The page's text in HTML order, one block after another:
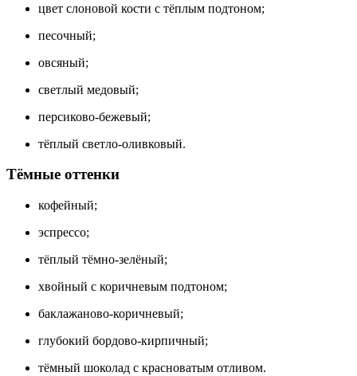
цвет слоновой кости с тёплым подтоном;
песочный;
овсяный;
светлый медовый;
персиково-бежевый;
тёплый светло-оливковый.
Тёмные оттенки
кофейный;
эспрессо;
тёплый тёмно-зелёный;
хвойный с коричневым подтоном;
баклажаново-коричневый;
глубокий бордово-кирпичный;
тёмный шоколад с красноватым отливом.